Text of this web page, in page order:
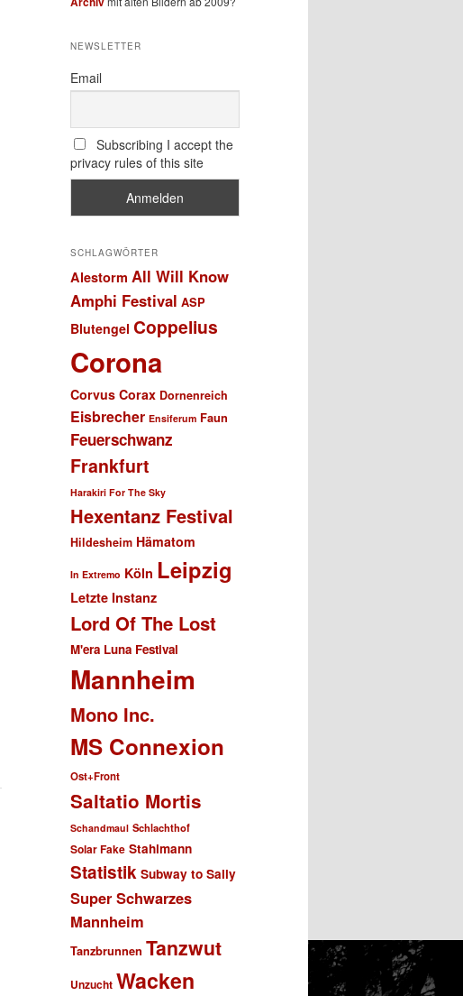
NEWSLETTER
Email
Subscribing I accept the
privacy rules of this site
SCHLAGWÖRTER
Alestorm All Will Know
Amphi Festival ASP
Blutengel Coppelius
Corona
Corvus Corax Dornenreich
Eisbrecher Ensiferum Faun
Feuerschwanz
Frankfurt
Harakiri For The Sky
Hexentanz Festival
Hildesheim Hämatom
In Extremo Köln Leipzig
Letzte Instanz
Lord Of The Lost
M'era Luna Festival
Mannheim
Mono Inc.
MS Connexion
Ost+Front
Saltatio Mortis
Schandmaul Schlachthof
Solar Fake Stahlmann
Statistik Subway to Sally
Super Schwarzes
Mannheim
Tanzbrunnen Tanzwut
Unzucht Wacken